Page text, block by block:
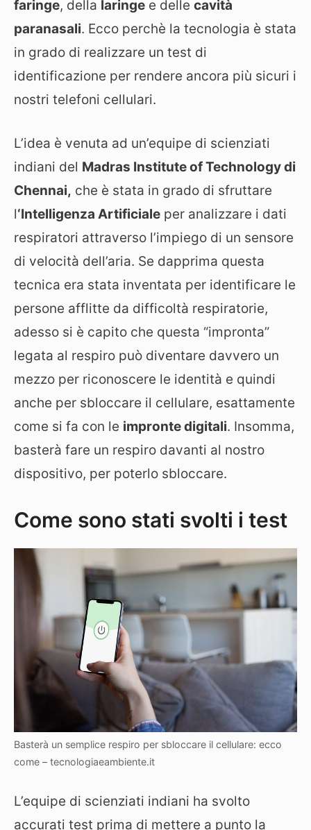
faringe, della laringe e delle cavità
paranasali. Ecco perchè la tecnologia è stata
in grado di realizzare un test di
identificazione per rendere ancora più sicuri i
nostri telefoni cellulari.
L’idea è venuta ad un’equipe di scienziati
indiani del Madras Institute of Technology di
Chennai, che è stata in grado di sfruttare
l‘Intelligenza Artificiale per analizzare i dati
respiratori attraverso l’impiego di un sensore
di velocità dell’aria. Se dapprima questa
tecnica era stata inventata per identificare le
persone afflitte da difficoltà respiratorie,
adesso si è capito che questa “impronta”
legata al respiro può diventare davvero un
mezzo per riconoscere le identità e quindi
anche per sbloccare il cellulare, esattamente
come si fa con le impronte digitali. Insomma,
basterà fare un respiro davanti al nostro
dispositivo, per poterlo sbloccare.
Come sono stati svolti i test
Basterà un semplice respiro per sbloccare il cellulare: ecco
come – tecnologiaeambiente.it
L’equipe di scienziati indiani ha svolto
accurati test prima di mettere a punto la